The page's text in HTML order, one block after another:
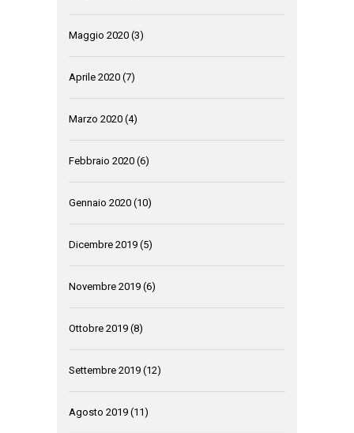
Maggio 2020 (3)
Aprile 2020 (7)
Marzo 2020 (4)
Febbraio 2020 (6)
Gennaio 2020 (10)
Dicembre 2019 (5)
Novembre 2019 (6)
Ottobre 2019 (8)
Settembre 2019 (12)
Agosto 2019 (11)